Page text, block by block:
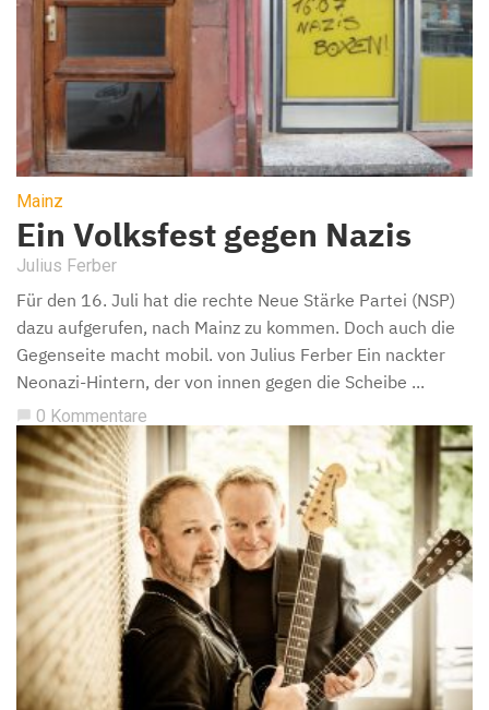
Mainz
Ein Volksfest gegen Nazis
Julius Ferber
Für den 16. Juli hat die rechte Neue Stärke Partei (NSP)
dazu aufgerufen, nach Mainz zu kommen. Doch auch die
Gegenseite macht mobil. von Julius Ferber Ein nackter
Neonazi-Hintern, der von innen gegen die Scheibe ...
chat_bubble 0 Kommentare